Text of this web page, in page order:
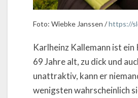
Foto: Wiebke Janssen /https://
Karlheinz Kallemann ist
69 Jahre alt, zu dick und
unattraktiv, kann er
wenigsten wahrscheinlich